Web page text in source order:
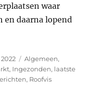
waar
en daarna lopend
Roofvis Wedstrijd
Categorieën
Algemeen,
, Ingezonden, laatste
, Roofvis